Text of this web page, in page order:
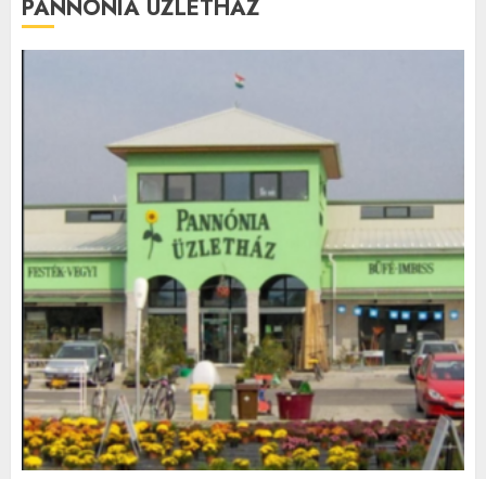
PANNÓNIA ÜZLETHÁZ